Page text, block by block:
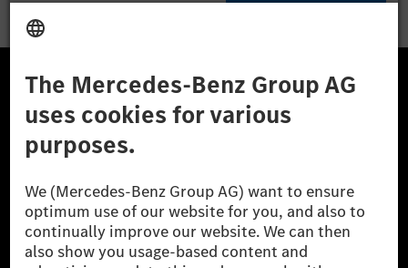
A Mercedes-Benz Csoport
A Mercedes-Benz Group AG (korábbi Daimler AG) a
Mercedes-Benz AG-val együtt a prémium és
luxusautók, valamint kishaszonjárművek vezető
globális szállítói vagyunk. A Mercedes-Benz Mobility
AG finanszírozást, lízinget, autó előfizetést és